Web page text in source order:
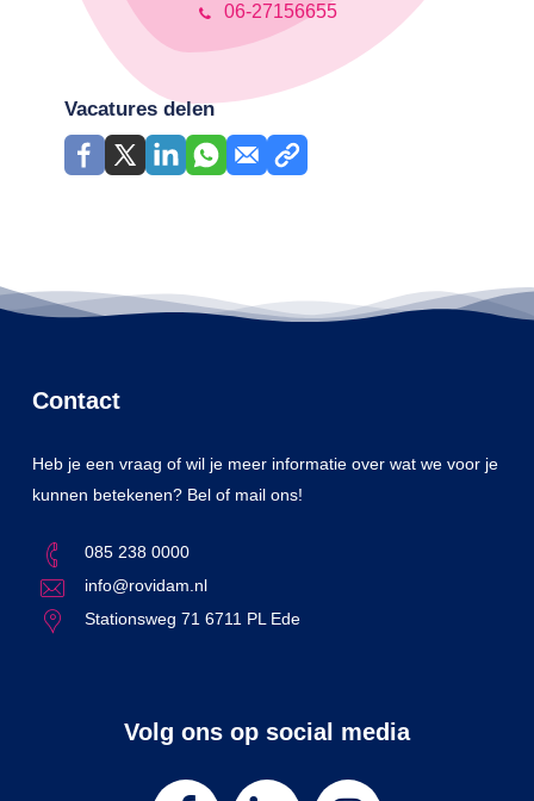
06-27156655
Vacatures delen
Contact
Heb je een vraag of wil je meer informatie over wat we voor je
kunnen betekenen? Bel of mail ons!
085 238 0000
info@rovidam.nl
Stationsweg 71 6711 PL Ede
Volg ons op social media